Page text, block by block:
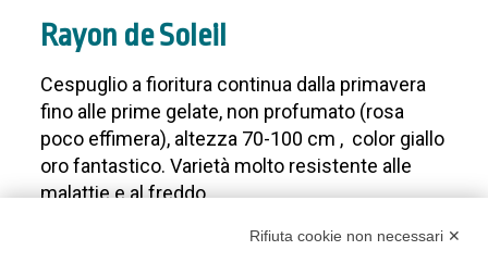
Rayon de Soleil
Cespuglio a fioritura continua dalla primavera
fino alle prime gelate, non profumato (rosa
poco effimera), altezza 70-100 cm , color giallo
oro fantastico. Varietà molto resistente alle
malattie e al freddo.
Raggio di sole… ciò che ha porta to in campo
Rifiuta cookie non necessari ✕